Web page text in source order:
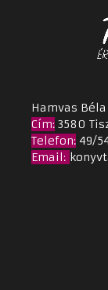
Hamvas
Cím: 3580
Telefon: 49/
Email: